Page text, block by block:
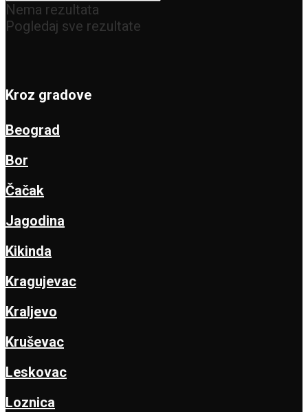
Nema rezultata
Pogledaj sve rezultate
Kroz gradove
Beograd
Bor
Čačak
Jagodina
Kikinda
Kragujevac
Kraljevo
Kruševac
Leskovac
Loznica